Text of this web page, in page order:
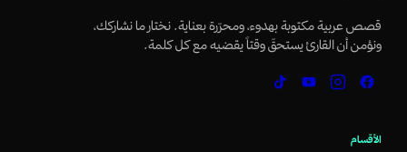
قصص عربية مكتوبة بهدوء، ومحرّرة بعناية. نختار ما نشاركك،
ونؤمن أن القارئ يستحقّ وقتاً يقضيه مع كل كلمة.
الأقسام